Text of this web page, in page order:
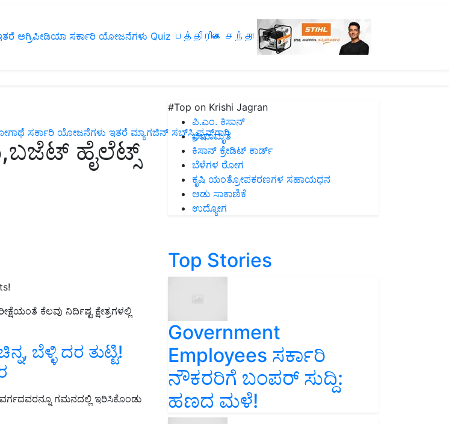
ಅಗ್ರಿಪೀಡಿಯಾ ಸರ್ಕಾರಿ ಯೋಜನೆಗಳು Quiz பத்திரிகை சந்தா
ಸರ್ಕಾರಿ ಯೋಜನೆಗಳು ಇತರೆ ಮ್ಯಾಗಜಿನ್‌ ಸಬ್‌ಸ್ಕ್ರಿಪ್ಷನ್‌ಗಾಗಿ
ಹೈಲೆಟ್ಸ್‌
ಕೆಲವು ನಿರ್ದಿಷ್ಟ ಕ್ಷೇತ್ರಗಳಲ್ಲಿ
ಬೆಳ್ಳಿ ದರ ತುಟ್ಟಿ!
ಗಮನದಲ್ಲಿ ಇರಿಸಿಕೊಂಡು
#Top on Krishi Jagran
ಪಿ.ಎಂ. ಕಿಸಾನ್
ಜೀವಾಮೃತ
ಕಿಸಾನ್ ಕ್ರೇಡಿಟ್ ಕಾರ್ಡ್
ಬೆಳೆಗಳ ರೋಗ
ಕೃಷಿ ಯಂತ್ರೋಪಕರಣಗಳ ಸಹಾಯಧನ
ಆಡು ಸಾಕಾಣಿಕೆ
ಉದ್ಯೋಗ
Top Stories
Government
Employees ಸರ್ಕಾರಿ
ನೌಕರರಿಗೆ ಬಂಪರ್‌ ಸುದ್ದಿ:
ಹಣದ ಮಳೆ!